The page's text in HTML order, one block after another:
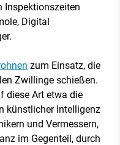
Inspektionszeiten
Digital
zum Einsatz, die
Zwillinge schießen.
diese Art etwa die
künstlicher Intelligenz
und Vermessern,
im Gegenteil, durch